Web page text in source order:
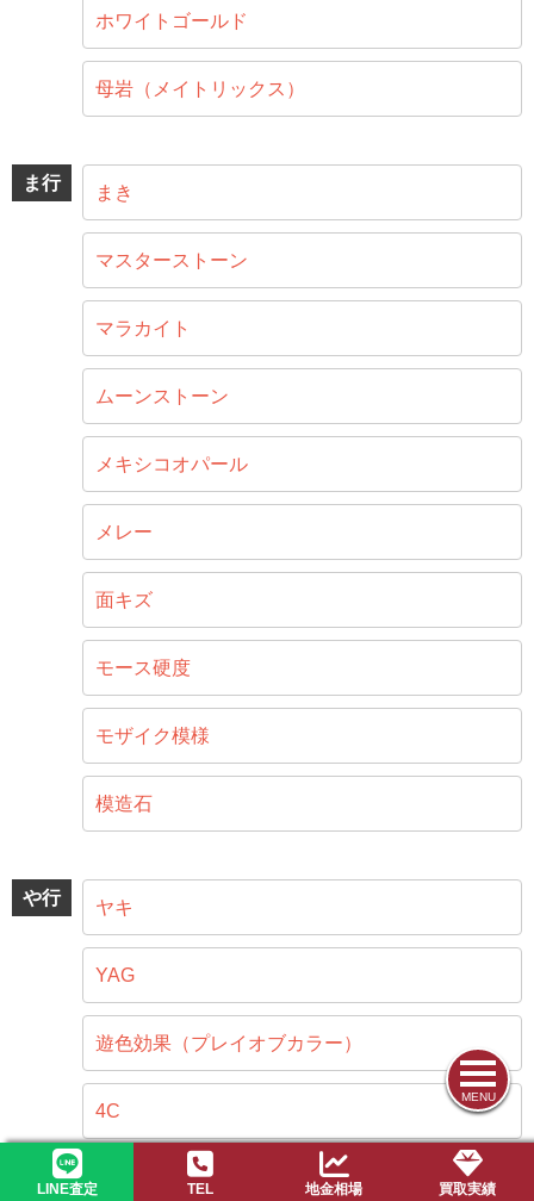
MENU
LINE査定 TEL 地金相場 買取実績
ホワイトゴールド
母岩（メイトリックス）
ま行 まき
マスターストーン
マラカイト
ムーンストーン
メキシコオパール
メレー
面キズ
モース硬度
モザイク模様
模造石
や行 ヤキ
YAG
遊色効果（プレイオブカラー）
4C